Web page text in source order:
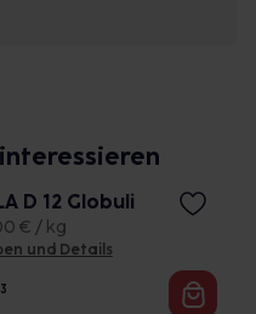
D 12 Globuli
€ / kg
und Details